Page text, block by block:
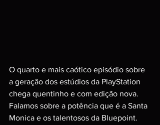
O quarto e mais caótico episódio sobre
a geração dos estúdios da PlayStation
chega quentinho e com edição nova.
Falamos sobre a potência que é a Santa
Monica e os talentosos da Bluepoint.